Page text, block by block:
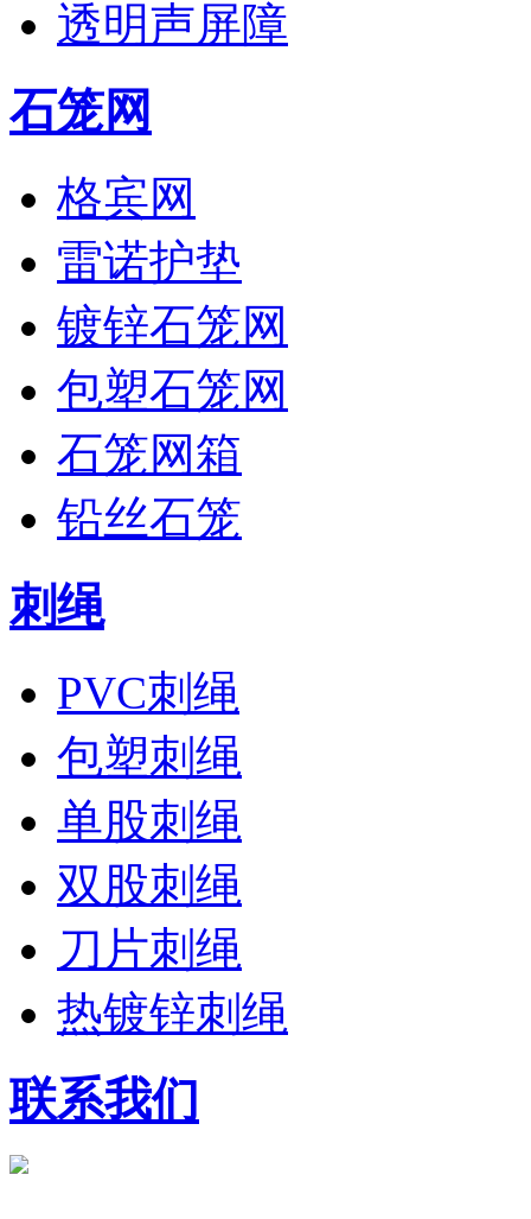
透明声屏障
石笼网
格宾网
雷诺护垫
镀锌石笼网
包塑石笼网
石笼网箱
铅丝石笼
刺绳
PVC刺绳
包塑刺绳
单股刺绳
双股刺绳
刀片刺绳
热镀锌刺绳
联系我们